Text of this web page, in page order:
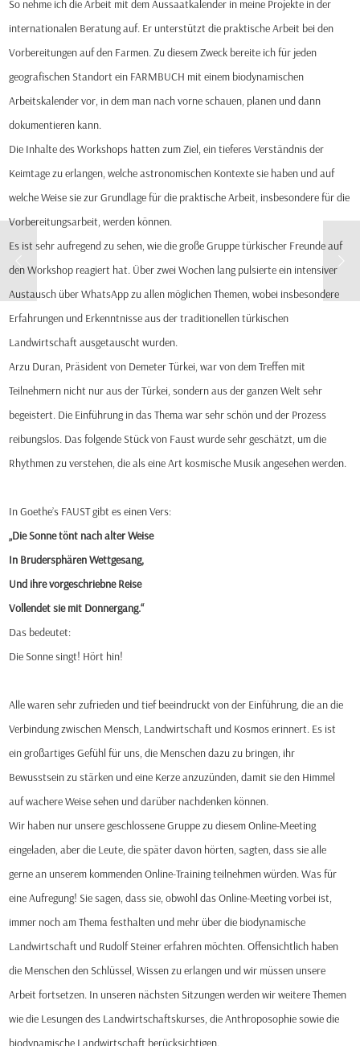
So nehme ich die Arbeit mit dem Aussaatkalender in meine Projekte in der
internationalen Beratung auf. Er unterstützt die praktische Arbeit bei den
Vorbereitungen auf den Farmen. Zu diesem Zweck bereite ich für jeden
geografischen Standort ein FARMBUCH mit einem biodynamischen
Arbeitskalender vor, in dem man nach vorne schauen, planen und dann
dokumentieren kann.
Die Inhalte des Workshops hatten zum Ziel, ein tieferes Verständnis der
Keimtage zu erlangen, welche astronomischen Kontexte sie haben und auf
welche Weise sie zur Grundlage für die praktische Arbeit, insbesondere für die
Vorbereitungsarbeit, werden können.
Es ist sehr aufregend zu sehen, wie die große Gruppe türkischer Freunde auf
den Workshop reagiert hat. Über zwei Wochen lang pulsierte ein intensiver
Austausch über WhatsApp zu allen möglichen Themen, wobei insbesondere
Erfahrungen und Erkenntnisse aus der traditionellen türkischen
Landwirtschaft ausgetauscht wurden.
Arzu Duran, Präsident von Demeter Türkei, war von dem Treffen mit
Teilnehmern nicht nur aus der Türkei, sondern aus der ganzen Welt sehr
begeistert. Die Einführung in das Thema war sehr schön und der Prozess
reibungslos. Das folgende Stück von Faust wurde sehr geschätzt, um die
Rhythmen zu verstehen, die als eine Art kosmische Musik angesehen werden.
In Goethe’s FAUST gibt es einen Vers:
„Die Sonne tönt nach alter Weise
In Brudersphären Wettgesang,
Und ihre vorgeschriebne Reise
Vollendet sie mit Donnergang.“
Das bedeutet:
Die Sonne singt! Hört hin!
Alle waren sehr zufrieden und tief beeindruckt von der Einführung, die an die
Verbindung zwischen Mensch, Landwirtschaft und Kosmos erinnert. Es ist
ein großartiges Gefühl für uns, die Menschen dazu zu bringen, ihr
Bewusstsein zu stärken und eine Kerze anzuzünden, damit sie den Himmel
auf wachere Weise sehen und darüber nachdenken können.
Wir haben nur unsere geschlossene Gruppe zu diesem Online-Meeting
eingeladen, aber die Leute, die später davon hörten, sagten, dass sie alle
gerne an unserem kommenden Online-Training teilnehmen würden. Was für
eine Aufregung! Sie sagen, dass sie, obwohl das Online-Meeting vorbei ist,
immer noch am Thema festhalten und mehr über die biodynamische
Landwirtschaft und Rudolf Steiner erfahren möchten. Offensichtlich haben
die Menschen den Schlüssel, Wissen zu erlangen und wir müssen unsere
Arbeit fortsetzen. In unseren nächsten Sitzungen werden wir weitere Themen
wie die Lesungen des Landwirtschaftskurses, die Anthroposophie sowie die
biodynamische Landwirtschaft berücksichtigen.